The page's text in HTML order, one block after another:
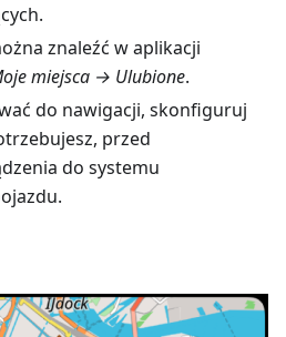
znaleźć w aplikacji
miejsca → Ulubione.
do nawigacji, skonfiguruj
przed
do systemu